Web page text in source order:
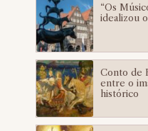
“Os
idealizou
Conto de
entre o
histórico